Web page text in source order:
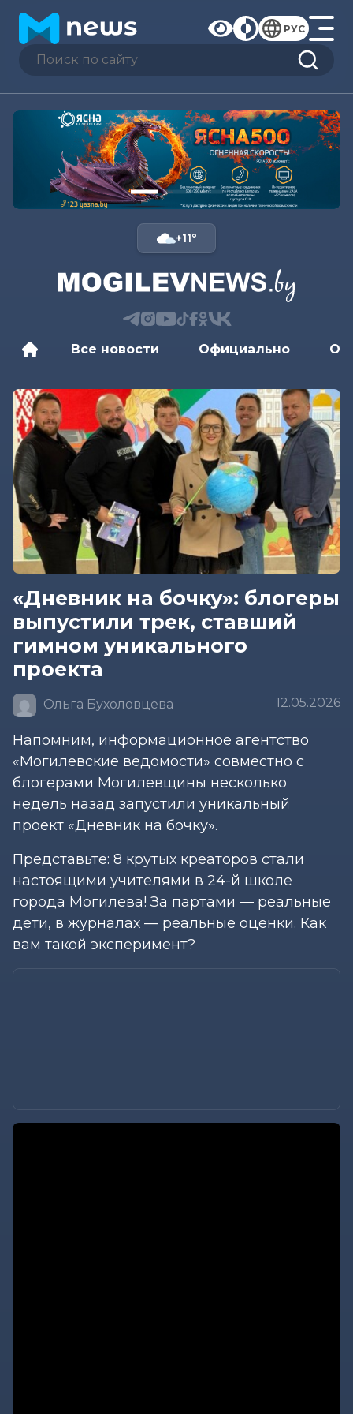
РУС
+11°
Все новости Официально
«Дневник на бочку»: блогеры
выпустили трек, ставший
гимном уникального
проекта
Ольга Бухоловцева 12.05.2026
Напомним, информационное агентство
«Могилевские ведомости» совместно с
блогерами Могилевщины несколько
недель назад запустили уникальный
проект «Дневник на бочку».
Представьте: 8 крутых креаторов стали
настоящими учителями в 24-й школе
города Могилева! За партами — реальные
дети, в журналах — реальные оценки. Как
вам такой эксперимент?